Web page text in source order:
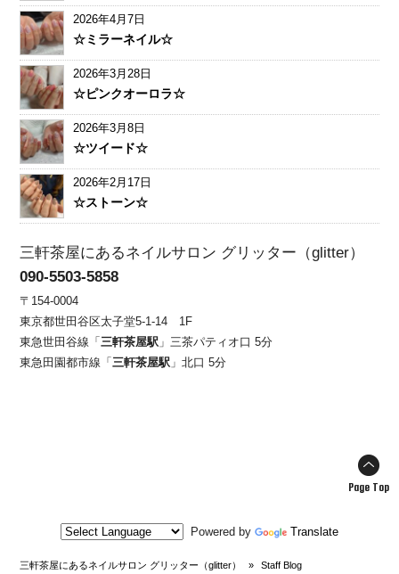
2026年4月7日
☆ミラーネイル☆
2026年3月28日
☆ピンクオーロラ☆
2026年3月8日
☆ツイード☆
2026年2月17日
☆ストーン☆
三軒茶屋にあるネイルサロン グリッター（glitter）
090-5503-5858
〒154-0004
東京都世田谷区太子堂5-1-14 1F
東急世田谷線「 三軒茶屋駅」三茶パティオ口 5分
東急田園都市線「 三軒茶屋駅」北口 5分
Page Top
Powered by Translate
三軒茶屋にあるネイルサロン グリッター（glitter） » Staff Blog